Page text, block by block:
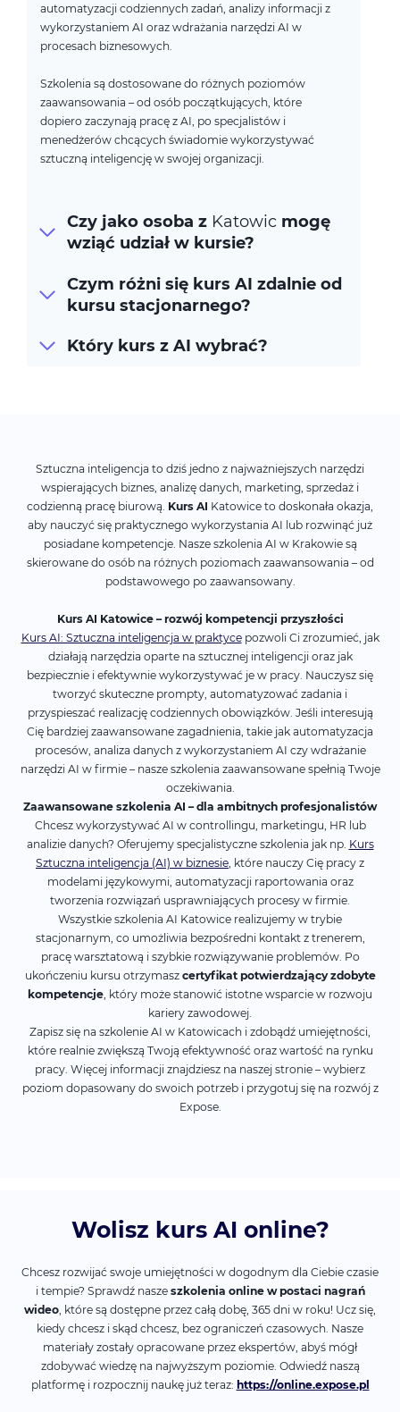
automatyzacji codziennych zadań, analizy informacji z
wykorzystaniem AI oraz wdrażania narzędzi AI w
procesach biznesowych.
Szkolenia są dostosowane do różnych poziomów
zaawansowania – od osób początkujących, które
dopiero zaczynają pracę z AI, po specjalistów i
menedżerów chcących świadomie wykorzystywać
sztuczną inteligencję w swojej organizacji.
Czy jako osoba z Katowic mogę
wziąć udział w kursie?
Czym różni się kurs AI zdalnie od
kursu stacjonarnego?
Który kurs z AI wybrać?
Sztuczna inteligencja to dziś jedno z najważniejszych narzędzi
wspierających biznes, analizę danych, marketing, sprzedaż i
codzienną pracę biurową. Kurs AI Katowice to doskonała okazja,
aby nauczyć się praktycznego wykorzystania AI lub rozwinąć już
posiadane kompetencje. Nasze szkolenia AI w Krakowie są
skierowane do osób na różnych poziomach zaawansowania – od
podstawowego po zaawansowany.
Kurs AI Katowice – rozwój kompetencji przyszłości
Kurs AI: Sztuczna inteligencja w praktycepozwoli Ci zrozumieć, jak
działają narzędzia oparte na sztucznej inteligencji oraz jak
bezpiecznie i efektywnie wykorzystywać je w pracy. Nauczysz się
tworzyć skuteczne prompty, automatyzować zadania i
przyspieszać realizację codziennych obowiązków. Jeśli interesują
Cię bardziej zaawansowane zagadnienia, takie jak automatyzacja
procesów, analiza danych z wykorzystaniem AI czy wdrażanie
narzędzi AI w firmie – nasze szkolenia zaawansowane spełnią Twoje
oczekiwania.
Zaawansowane szkolenia AI – dla ambitnych profesjonalistów
Chcesz wykorzystywać AI w controllingu, marketingu, HR lub
analizie danych? Oferujemy specjalistyczne szkolenia jak np. Kurs
Sztuczna inteligencja (AI) w biznesie, które nauczy Cię pracy z
modelami językowymi, automatyzacji raportowania oraz
tworzenia rozwiązań usprawniających procesy w firmie.
Wszystkie szkolenia AI Katowice realizujemy w trybie
stacjonarnym, co umożliwia bezpośredni kontakt z trenerem,
pracę warsztatową i szybkie rozwiązywanie problemów. Po
ukończeniu kursu otrzymasz certyfikat potwierdzający zdobyte
kompetencje, który może stanowić istotne wsparcie w rozwoju
kariery zawodowej.
Zapisz się na szkolenie AI w Katowicach i zdobądź umiejętności,
które realnie zwiększą Twoją efektywność oraz wartość na rynku
pracy. Więcej informacji znajdziesz na naszej stronie – wybierz
poziom dopasowany do swoich potrzeb i przygotuj się na rozwój z
Expose.
Wolisz kurs AI online?
Chcesz rozwijać swoje umiejętności w dogodnym dla Ciebie czasie
i tempie? Sprawdź nasze szkolenia online w postaci nagrań
wideo , które są dostępne przez całą dobę, 365 dni w roku! Ucz się,
kiedy chcesz i skąd chcesz, bez ograniczeń czasowych. Nasze
materiały zostały opracowane przez ekspertów, abyś mógł
zdobywać wiedzę na najwyższym poziomie. Odwiedź naszą
platformę i rozpocznij naukę już teraz: https://online.expose.pl